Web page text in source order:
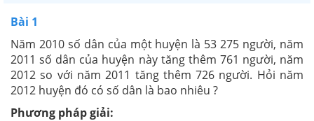
Bài 1
Năm 2010 số dân của một huyện là 53 275 người, năm
2011 số dân của huyện này tăng thêm 761 người, năm
2012 so với năm 2011 tăng thêm 726 người. Hỏi năm
2012 huyện đó có số dân là bao nhiêu ?
Phương pháp giải: